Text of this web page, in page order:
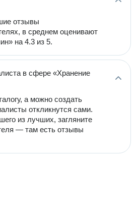
отзывы
в среднем оценивают
на 4.3 из 5.
в сфере «Хранение
а можно создать
откликнутся сами.
из лучших, загляните
— там есть отзывы